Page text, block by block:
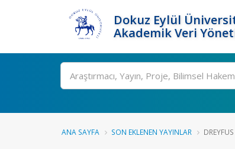
Dokuz Eylül
Akademik Veri
Ara
ANA SAYFA SON EKLENEN YAYINLAR